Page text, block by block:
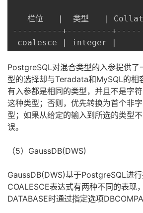
栏位   |  类型   |
----------+---------
coalesce | integer
PostgreSQL对混合类型的入参提供了
型的选择却与Teradata和MySQL的相
有入参都是相同的类型，并且不是字
这种类型；否则，优先转换为首个非
型； 如果从给定的输入到所选的类型
误。
（5）GaussDB(DWS)
GaussDB(DWS)基于PostgreSQL进行
COALESCE表达式有两种不同的表现
DATABASE时通过指定选项